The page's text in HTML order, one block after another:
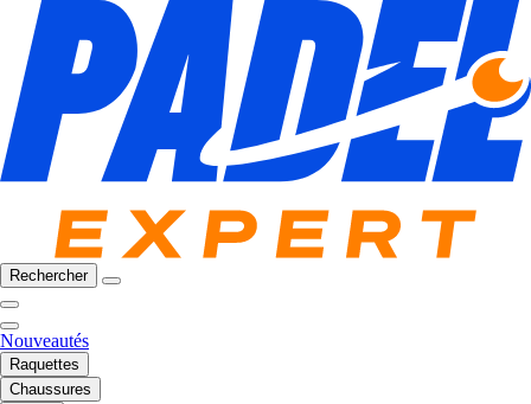
Rechercher
Nouveautés
Raquettes
Chaussures